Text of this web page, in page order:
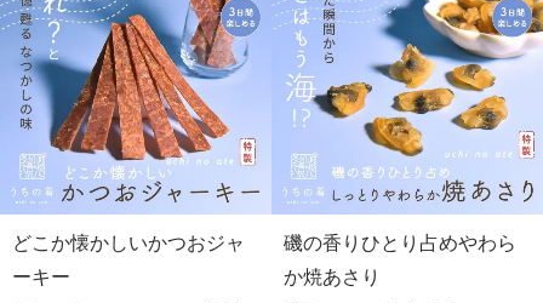
どこか懐かしいかつおジャ
ーキー
磯の香りひとり占めやわら
か焼あさり